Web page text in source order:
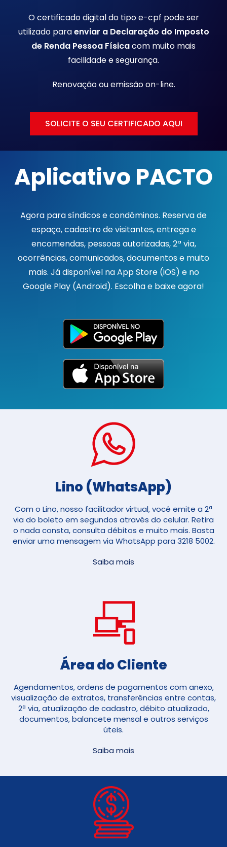
O certificado digital do tipo e-cpf pode ser
utilizado paraenviar a Declaração do Imposto
de Renda Pessoa Físicacom muito mais
facilidade e segurança.
Renovação ou emissãoon-line.
SOLICITE O SEU CERTIFICADO AQUI
Aplicativo PACTO
Agora para síndicos e condôminos. Reserva de
espaço, cadastro de visitantes, entrega e
encomendas, pessoas autorizadas, 2ª via,
ocorrências, comunicados, documentos e muito
mais. Já disponível na App Store (iOS) e no
Google Play (Android). Escolha e baixe agora!
Lino (WhatsApp)
Com o Lino, nosso facilitador virtual, você emite a 2ª
via do boleto em segundos através do celular. Retira
o nada consta, consulta débitos e muito mais. Basta
enviar uma mensagem via WhatsApp para 3218 5002.
Saiba mais
Área do Cliente
Agendamentos, ordens de pagamentos com anexo,
visualização de extratos, transferências entre contas,
2ª via, atualização de cadastro, débito atualizado,
documentos, balancete mensal e outros serviços
úteis.
Saiba mais